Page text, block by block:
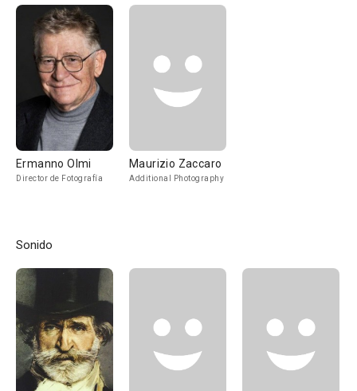
Ermanno Olmi
Director de Fotografía
Maurizio Zaccaro
Additional Photography
Sonido